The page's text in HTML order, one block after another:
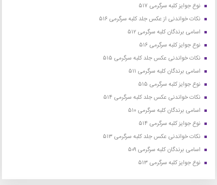
نوع جوایز کلبه سرگرمی ۵۱۷
نکات خواندنی از عکس جلد کلبه سرگرمی ۵۱۶
اسامی برندگان کلبه سرگرمی ۵۱۲
نوع جوایز کلبه سرگرمی ۵۱۶
نکات خواندنی عکس جلد کلبه سرگرمی ۵۱۵
اسامی برندگان کلبه سرگرمی ۵۱۱
نوع جوایز کلبه سرگرمی ۵۱۵
نکات خواندنی عکس جلد کلبه سرگرمی ۵۱۴
اسامی برندگان کلبه سرگرمی ۵۱۰
نوع جوایز کلبه سرگرمی ۵۱۴
نکات خواندنی عکس جلد کلبه سرگرمی ۵۱۳
اسامی برندگان کلبه سرگرمی ۵۰۹
نوع جوایز کلبه سرگرمی ۵۱۳